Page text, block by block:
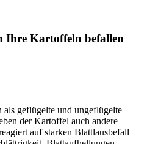
Ihre Kartoffeln befallen
geflügelte und ungeflügelte
der Kartoffel auch andere
auf starken Blattlausbefall